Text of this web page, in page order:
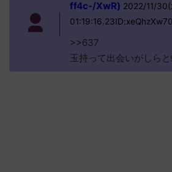
ff4c-/XwR) 2022/11/30(
01:19:16.23ID:xeQhzXw70
>>637
玉持って出会いがしら